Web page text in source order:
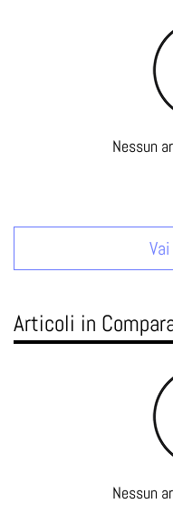
Nessun
Articoli in
Nessun